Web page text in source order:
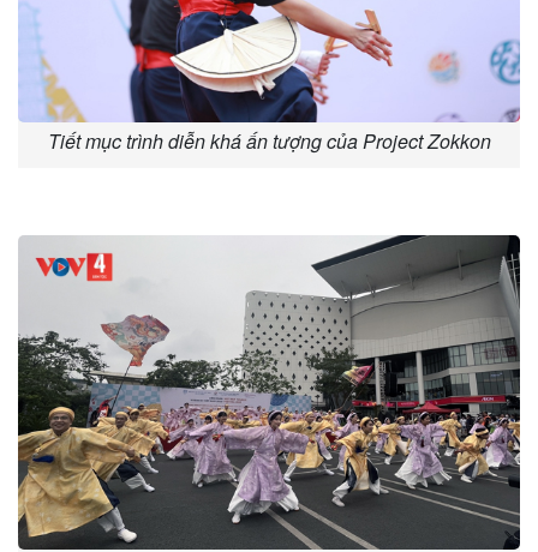
Tiết mục trình diễn khá ấn tượng của Project Zokkon